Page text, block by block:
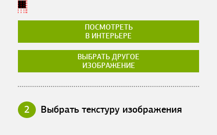
ПОСМОТРЕТЬ
В ИНТЕРЬЕРЕ
ВЫБРАТЬ ДРУГОЕ
ИЗОБРАЖЕНИЕ
2 Выбрать текстуру изображения